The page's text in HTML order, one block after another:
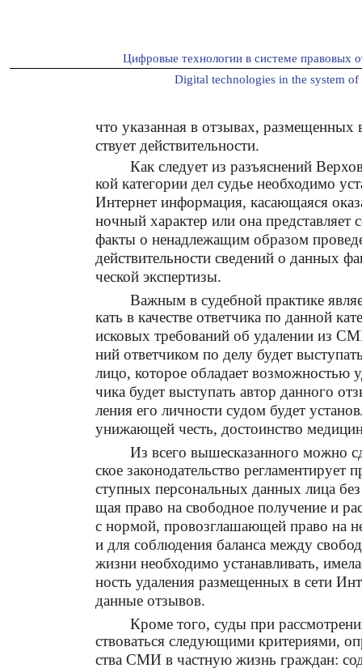
Цифровые технологии в системе правовых
Digital technologies in the system
что указанная в отзывах, размещенных
ствует действительности.
Как следует из разъяснений
кой категории дел судье необходимо
Интернет информация, касающаяся
ночный характер или она представляет
факты о ненадлежащим образом
действительности сведений о данных
ческой экспертизы.
Важным в судебной практике
кать в качестве ответчика по данной
исковых требований об удалении из
ний ответчиком по делу будет
лицо, которое обладает возможностью
чика будет выступать автор данного
ления его личности судом будет
унижающей честь, достоинство
Из всего вышесказанного можно
ское законодательство
ступных персональных данных лица
щая право на свободное получение и
с нормой, провозглашающей право на
и для соблюдения баланса между
жизни необходимо устанавливать,
ность удаления размещенных в сети
данные отзывов.
Кроме того, суды при
ствоваться следующими критериями,
ства СМИ в частную жизнь граждан: